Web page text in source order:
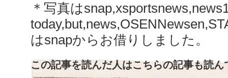
＊写真は
はsnapからお借りしました。
この記事を読んだ人はこちらの記事も読ん